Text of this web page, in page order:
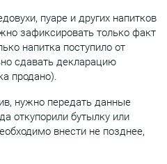
пуаре и других напитков
зафиксировать только факт
напитка поступило от
сдавать декларацию
продано).
нужно передать данные
откупорили бутылку или
внести не позднее,